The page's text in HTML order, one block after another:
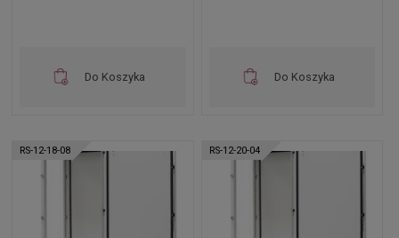
Do Koszyka Do Koszyka
RS-12-18-08 RS-12-20-04